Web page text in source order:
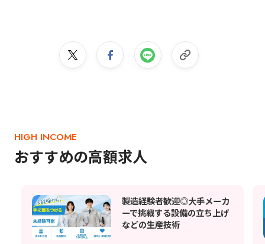
HIGH INCOME
おすすめの高額求人
製造経験者歓迎◎大手メーカ
ーで挑戦する設備の立ち上げ
などの生産技術